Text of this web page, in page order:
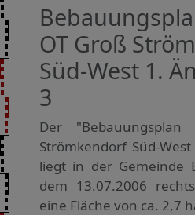
OT Groß
Süd-West 1.
3
Der
Strömkendorf Süd-
liegt in der Gemeinde
dem 13.07.2006
eine Fläche von ca. 2,7